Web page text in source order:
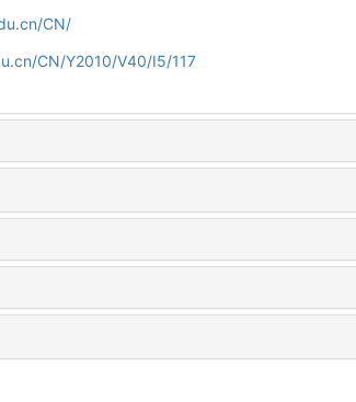
CN/
CN/Y2010/V40/I5/117